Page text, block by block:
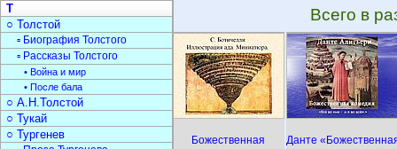
Всего в
Божественная
Данте
Т
○ Толстой
▫ Биография Толстого
▫ Рассказы Толстого
• Война и мир
• После бала
○ А.Н.Толстой
○ Тукай
○ Тургенев